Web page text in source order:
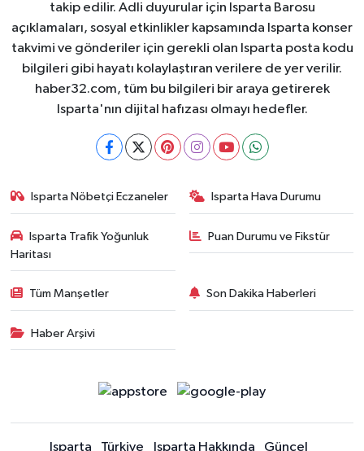
takip edilir. Adli duyurular için Isparta Barosu
açıklamaları, sosyal etkinlikler kapsamında Isparta konser
takvimi ve gönderiler için gerekli olan Isparta posta kodu
bilgileri gibi hayatı kolaylaştıran verilere de yer verilir.
haber32.com, tüm bu bilgileri bir araya getirerek
Isparta'nın dijital hafızası olmayı hedefler.
Isparta Nöbetçi Eczaneler Isparta Hava Durumu
Isparta Trafik Yoğunluk
Haritası
Puan Durumu ve Fikstür
Tüm Manşetler Son Dakika Haberleri
Haber Arşivi
Isparta Türkiye Isparta Hakkında Güncel